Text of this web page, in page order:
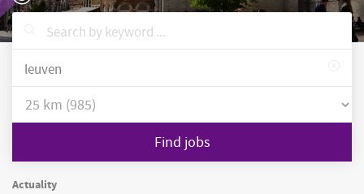
Find jobs
Actuality